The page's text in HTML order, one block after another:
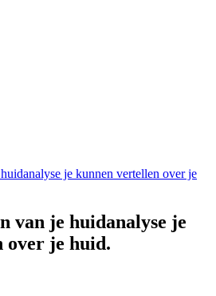
van je huidanalyse je
over je huid.